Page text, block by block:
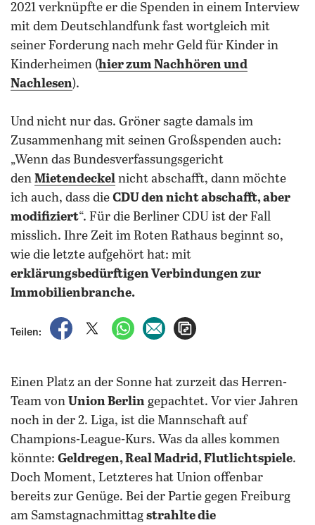
2021 verknüpfte er die Spenden in einem Interview
mit dem Deutschlandfunk fast wortgleich mit
seiner Forderung nach mehr Geld für Kinder in
Kinderheimen (hier zum Nachhören und
Nachlesen).
Und nicht nur das. Gröner sagte damals im
Zusammenhang mit seinen Großspenden auch:
„Wenn das Bundesverfassungsgericht
den Mietendeckel nicht abschafft, dann möchte
ich auch, dass die CDU den nicht abschafft, aber
modifiziert“. Für die Berliner CDU ist der Fall
misslich. Ihre Zeit im Roten Rathaus beginnt so,
wie die letzte aufgehört hat: mit
erklärungsbedürftigen Verbindungen zur
Immobilienbranche.
Teilen:
auf Facebook teilen
auf X teilenper WhatsApp teilen
per E-Mail teilen
Einen Platz an der Sonne hat zurzeit das Herren-
Team von Union Berlin gepachtet. Vor vier Jahren
noch in der 2. Liga, ist die Mannschaft auf
Champions-League-Kurs. Was da alles kommen
könnte: Geldregen, Real Madrid, Flutlichtspiele.
Doch Moment, Letzteres hat Union offenbar
bereits zur Genüge. Bei der Partie gegen Freiburg
am Samstagnachmittag strahlte die